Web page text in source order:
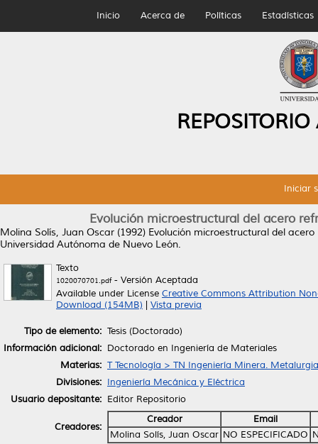
Inicio Acerca de Políticas Estadísticas
Iniciar
Evolución microestructural del acero
Molina Solís, Juan Oscar (1992) Evolución microestructural del
Universidad Autónoma de Nuevo León.
Texto
1020070701.pdf- Versión Aceptada
Available under License Creative Commons Attribution
Download (154MB)
Vista previa
Tipo de elemento: Tesis (Doctorado)
Información adicional: Doctorado en Ingeniería de Materiales
Materias: T Tecnología > TN Ingeniería Minera. Metalurgia
Divisiones: Ingeniería Mecánica y Eléctrica
Usuario depositante: Editor Repositorio
Creadores:
Creador
Email
Molina Solís, Juan Oscar NO ESPECIFICADO